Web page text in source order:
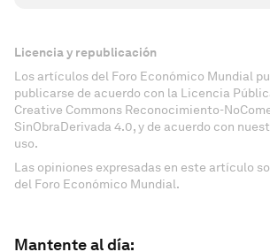
Licencia y republicación
Los artículos del Foro Económico Mundial
publicarse de acuerdo con la Licencia
Creative Commons Reconocimiento-
SinObraDerivada 4.0, y de acuerdo con
uso.
Las opiniones expresadas en este artículo
del Foro Económico Mundial.
Mantente al día: